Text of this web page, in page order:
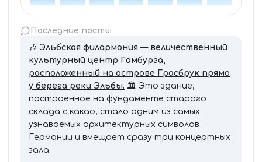
Последние посты
🎶 Эльбская филармония — величественный
культурный центр Гамбурга,
расположенный на острове Грасбрук прямо
у берега реки Эльбы. 🏛 Это здание,
построенное на фундаменте старого
склада с какао, стало одним из самых
узнаваемых архитектурных символов
Германии и вмещает сразу три концертных
зала.